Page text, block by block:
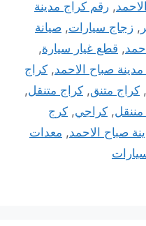
, رقم كراج مدينة
, زجاج سيارات, صيانة
, قطع غيار سيارة,
صباح الاحمد, كراج
, كراج متنق, كراج متنقل,
, كراجي, كرج
صباح الاحمد, معدات